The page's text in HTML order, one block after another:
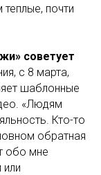
почти
советует
с 8 марта,
шаблонные
«Людям
Кто-то
обратная
обо мне
или